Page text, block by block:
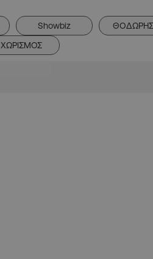
Showbiz ΘΟΔΩΡΗΣ
ΧΩΡΙΣΜΟΣ